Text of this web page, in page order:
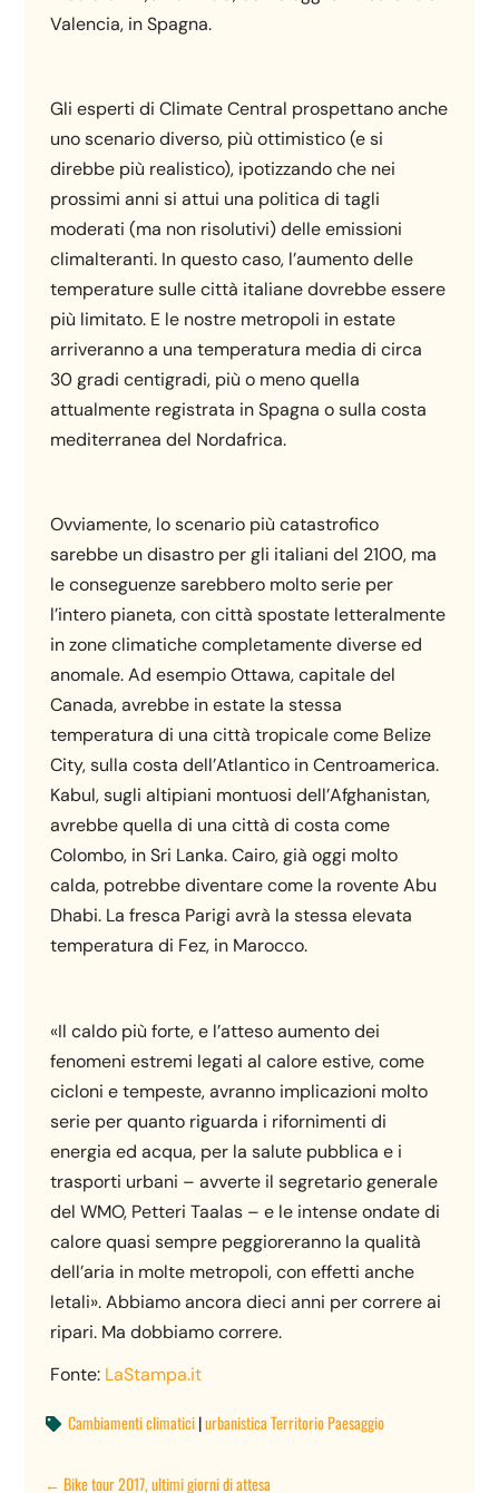
Valencia, in Spagna.
Gli esperti di Climate Central prospettano anche
uno scenario diverso, più ottimistico (e si
direbbe più realistico), ipotizzando che nei
prossimi anni si attui una politica di tagli
moderati (ma non risolutivi) delle emissioni
climalteranti. In questo caso, l’aumento delle
temperature sulle città italiane dovrebbe essere
più limitato. E le nostre metropoli in estate
arriveranno a una temperatura media di circa
30 gradi centigradi, più o meno quella
attualmente registrata in Spagna o sulla costa
mediterranea del Nordafrica.
Ovviamente, lo scenario più catastrofico
sarebbe un disastro per gli italiani del 2100, ma
le conseguenze sarebbero molto serie per
l’intero pianeta, con città spostate letteralmente
in zone climatiche completamente diverse ed
anomale. Ad esempio Ottawa, capitale del
Canada, avrebbe in estate la stessa
temperatura di una città tropicale come Belize
City, sulla costa dell’Atlantico in Centroamerica.
Kabul, sugli altipiani montuosi dell’Afghanistan,
avrebbe quella di una città di costa come
Colombo, in Sri Lanka. Cairo, già oggi molto
calda, potrebbe diventare come la rovente Abu
Dhabi. La fresca Parigi avrà la stessa elevata
temperatura di Fez, in Marocco.
«Il caldo più forte, e l’atteso aumento dei
fenomeni estremi legati al calore estive, come
cicloni e tempeste, avranno implicazioni molto
serie per quanto riguarda i rifornimenti di
energia ed acqua, per la salute pubblica e i
trasporti urbani – avverte il segretario generale
del WMO, Petteri Taalas – e le intense ondate di
calore quasi sempre peggioreranno la qualità
dell’aria in molte metropoli, con effetti anche
letali». Abbiamo ancora dieci anni per correre ai
ripari. Ma dobbiamo correre.
Fonte: LaStampa.it
 Cambiamenti climatici|urbanistica Territorio Paesaggio
←Bike tour 2017, ultimi giorni di attesa